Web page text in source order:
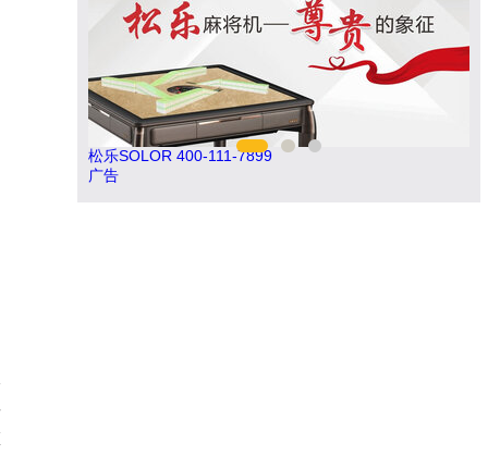
松乐SOLOR 400-111-7899
广告